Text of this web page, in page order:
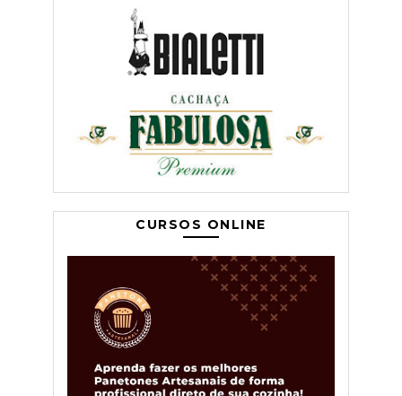
CURSOS ONLINE